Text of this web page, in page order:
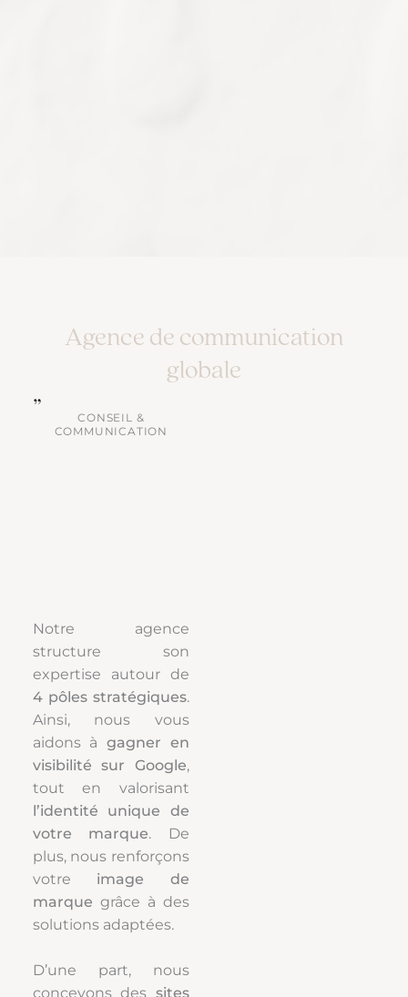
Agence de communication
globale
CONSEIL &
COMMUNICATION
Notre agence
structure son
expertise autour de
4 pôles stratégiques.
Ainsi, nous vous
aidons àgagner en
visibilité sur Google,
tout en valorisant
l’identité unique de
votre marque. De
plus, nous renforçons
votre image de
marque grâce à des
solutions adaptées.
D’une part, nous
concevons des sites